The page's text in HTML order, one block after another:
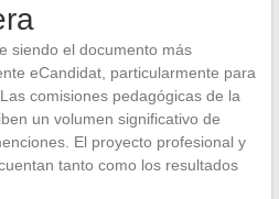
siendo el documento más
eCandidat, particularmente para
comisiones pedagógicas de la
un volumen significativo de
El proyecto profesional y
tanto como los resultados